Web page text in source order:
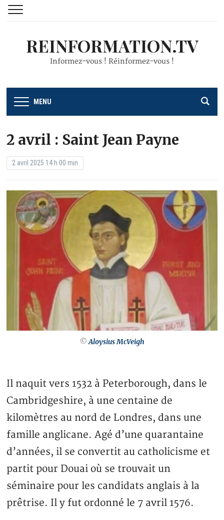
REINFORMATION.TV
Informez-vous ! Réinformez-vous !
MENU
2 avril : Saint Jean Payne
2 avril 2025 14 h 00 min
©Aloysius McVeigh
Il naquit vers 1532 à Peterborough, dans le
Cambridgeshire, à une centaine de
kilomètres au nord de Londres, dans une
famille anglicane. Agé d’une quarantaine
d’années, il se convertit au catholicisme et
partit pour Douai où se trouvait un
séminaire pour les candidats anglais à la
prêtrise. Il y fut ordonné le 7 avril 1576.